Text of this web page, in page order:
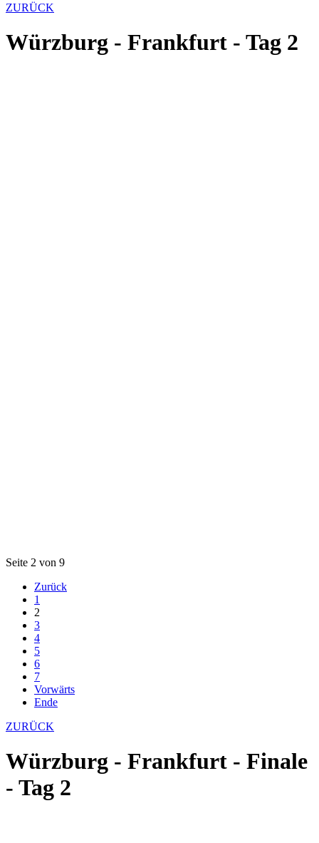
ZURÜCK
Würzburg - Frankfurt - Tag 2
Seite 2 von 9
Zurück
1
2
3
4
5
6
7
Vorwärts
Ende
ZURÜCK
Würzburg - Frankfurt - Finale
- Tag 2